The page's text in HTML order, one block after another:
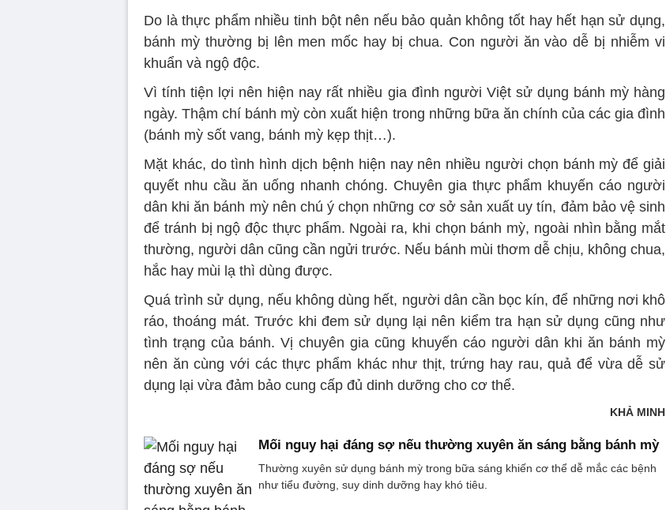
Do là thực phẩm nhiều tinh bột nên nếu bảo quản không tốt hay hết hạn sử dụng,
bánh mỳ thường bị lên men mốc hay bị chua. Con người ăn vào dễ bị nhiễm vi
khuẩn và ngộ độc.
Vì tính tiện lợi nên hiện nay rất nhiều gia đình người Việt sử dụng bánh mỳ hàng
ngày. Thậm chí bánh mỳ còn xuất hiện trong những bữa ăn chính của các gia đình
(bánh mỳ sốt vang, bánh mỳ kẹp thịt…).
Mặt khác, do tình hình dịch bệnh hiện nay nên nhiều người chọn bánh mỳ để giải
quyết nhu cầu ăn uống nhanh chóng. Chuyên gia thực phẩm khuyến cáo người
dân khi ăn bánh mỳ nên chú ý chọn những cơ sở sản xuất uy tín, đảm bảo vệ sinh
để tránh bị ngộ độc thực phẩm. Ngoài ra, khi chọn bánh mỳ, ngoài nhìn bằng mắt
thường, người dân cũng cần ngửi trước. Nếu bánh mùi thơm dễ chịu, không chua,
hắc hay mùi lạ thì dùng được.
Quá trình sử dụng, nếu không dùng hết, người dân cần bọc kín, để những nơi khô
ráo, thoáng mát. Trước khi đem sử dụng lại nên kiểm tra hạn sử dụng cũng như
tình trạng của bánh. Vị chuyên gia cũng khuyến cáo người dân khi ăn bánh mỳ
nên ăn cùng với các thực phẩm khác như thịt, trứng hay rau, quả để vừa dễ sử
dụng lại vừa đảm bảo cung cấp đủ dinh dưỡng cho cơ thể.
KHẢ MINH
Mối nguy hại đáng sợ nếu thường xuyên ăn sáng bằng bánh mỳ
Thường xuyên sử dụng bánh mỳ trong bữa sáng khiến cơ thể dễ mắc các bệnh
như tiểu đường, suy dinh dưỡng hay khó tiêu.